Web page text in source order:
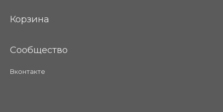
Корзина
Сообщество
Вконтакте